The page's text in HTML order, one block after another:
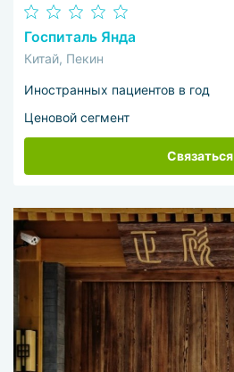
Госпиталь Янда
Китай, Пекин
Иностранных пациентов в год
Ценовой сегмент
Связаться